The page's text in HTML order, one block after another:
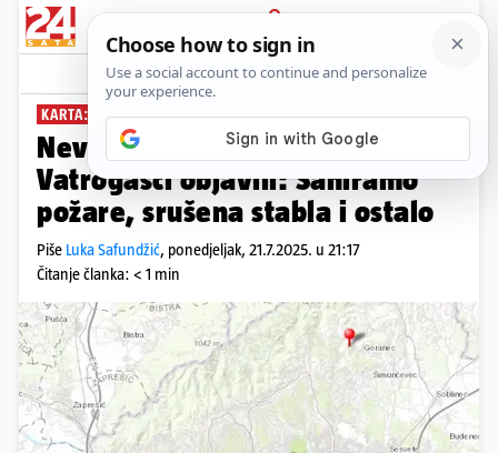
PRIJAVA
News Komentari
KARTA: IMALI 13 INTERVENCIJA
Nevrijeme poharalo Zagreb!
Vatrogasci objavili: Saniramo
požare, srušena stabla i ostalo
Piše Luka Safundžić, ponedjeljak, 21.7.2025. u 21:17
Čitanje članka: < 1 min